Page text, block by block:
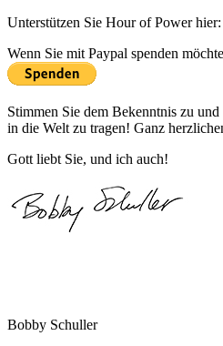
Unterstützen Sie Hour of Power hier:
Wenn Sie mit Paypal spenden
Stimmen Sie dem Bekenntnis zu
in die Welt zu tragen! Ganz
Gott liebt Sie, und ich auch!
Bobby Schuller